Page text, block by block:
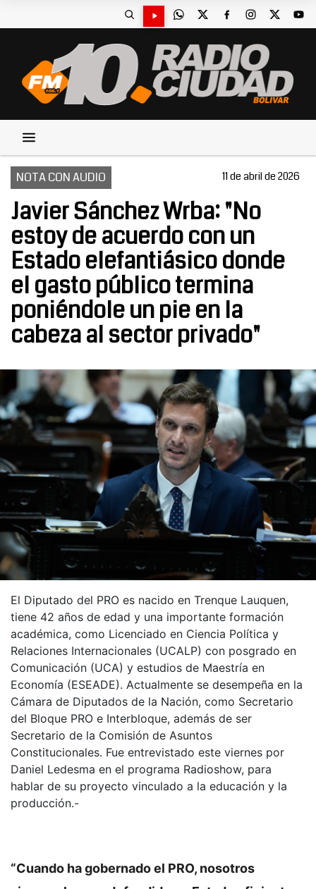
NOTA CON AUDIO 11 de abril de 2026
Javier Sánchez Wrba: "No
estoy de acuerdo con un
Estado elefantiásico donde
el gasto público termina
poniéndole un pie en la
cabeza al sector privado"
El Diputado del PRO es nacido en Trenque Lauquen,
tiene 42 años de edad y una importante formación
académica, como Licenciado en Ciencia Política y
Relaciones Internacionales (UCALP) con posgrado en
Comunicación (UCA) y estudios de Maestría en
Economía (ESEADE). Actualmente se desempeña en la
Cámara de Diputados de la Nación, como Secretario
del Bloque PRO e Interbloque, además de ser
Secretario de la Comisión de Asuntos
Constitucionales. Fue entrevistado este viernes por
Daniel Ledesma en el programa Radioshow, para
hablar de su proyecto vinculado a la educación y la
producción.-
“Cuando ha gobernado el PRO, nosotros